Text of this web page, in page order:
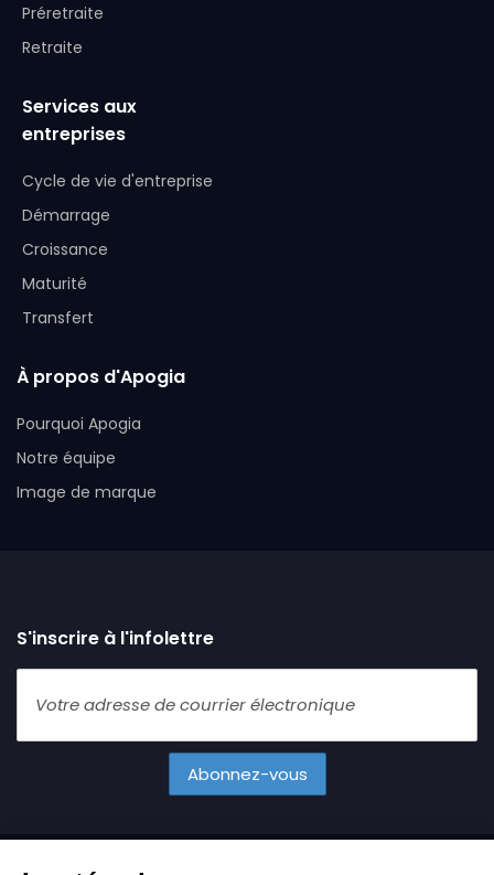
Préretraite
Retraite
Services aux
entreprises
Cycle de vie d'entreprise
Démarrage
Croissance
Maturité
Transfert
À propos d'Apogia
Pourquoi Apogia
Notre équipe
Image de marque
S'inscrire à l'infolettre